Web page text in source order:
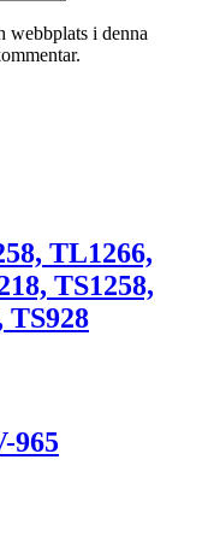
webbplats i denna
TL1266,
TS1258,
TS928
965